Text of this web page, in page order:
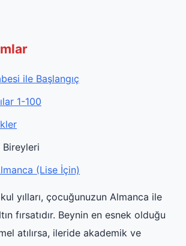
ile Başlangıç
1-100
Bireyleri
(Lise İçin)
yılları, çocuğunuzun Almanca ile
fırsatıdır. Beynin en esnek olduğu
atılırsa, ileride akademik ve